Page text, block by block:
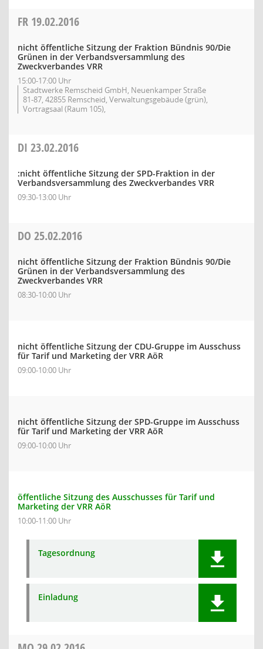
FR 19.02.2016
nicht öffentliche Sitzung der Fraktion Bündnis 90/Die
Grünen in der Verbandsversammlung des
Zweckverbandes VRR
15:00-17:00 Uhr
Stadtwerke Remscheid GmbH, Neuenkamper Straße
81-87, 42855 Remscheid, Verwaltungsgebäude (grün),
Vortragsaal (Raum 105),
DI 23.02.2016
:nicht öffentliche Sitzung der SPD-Fraktion in der
Verbandsversammlung des Zweckverbandes VRR
09:30-13:00 Uhr
DO 25.02.2016
nicht öffentliche Sitzung der Fraktion Bündnis 90/Die
Grünen in der Verbandsversammlung des
Zweckverbandes VRR
08:30-10:00 Uhr
nicht öffentliche Sitzung der CDU-Gruppe im Ausschuss
für Tarif und Marketing der VRR AöR
09:00-10:00 Uhr
nicht öffentliche Sitzung der SPD-Gruppe im Ausschuss
für Tarif und Marketing der VRR AöR
09:00-10:00 Uhr
öffentliche Sitzung des Ausschusses für Tarif und
Marketing der VRR AöR
10:00-11:00 Uhr
Tagesordnung
Einladung